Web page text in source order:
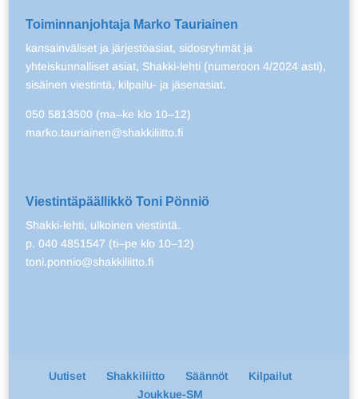
Toiminnanjohtaja Marko Tauriainen
kansainväliset ja järjestöasiat, sidosryhmät ja
yhteiskunnalliset asiat, Shakki-lehti (numeroon 4/2024 asti),
sisäinen viestintä, kilpailu- ja jäsenasiat.
050 5813500 (ma–ke klo 10–12)
marko.tauriainen@shakkiliitto.fi
Viestintäpäällikkö Toni Pönniö
Shakki-lehti, ulkoinen viestintä.
p. 040 4851547 (ti–pe klo 10–12)
toni.ponnio@shakkiliitto.fi
Uutiset Shakkiliitto Säännöt
Kilpailut
Joukkue-SM